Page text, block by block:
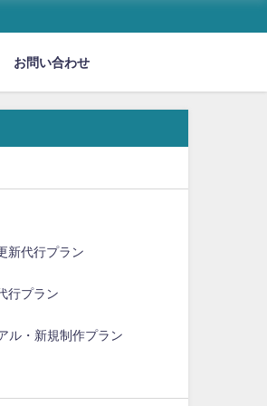
お問い合わせ
新代行プラン
行プラン
ル・新規制作プラン